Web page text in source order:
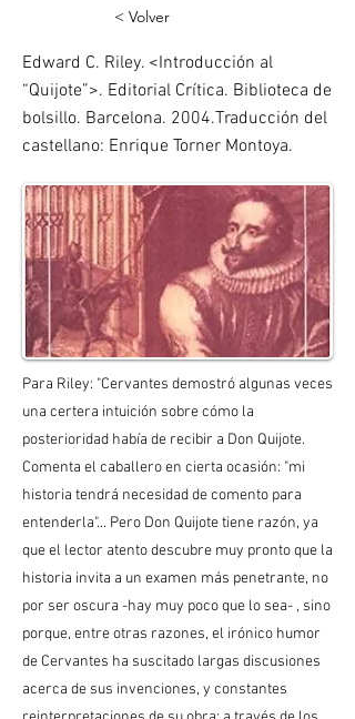
< Volver
Edward C. Riley. <Introducción al
“Quijote”>. Editorial Crítica. Biblioteca de
bolsillo. Barcelona. 2004.Traducción del
castellano: Enrique Torner Montoya.
Para Riley: "Cervantes demostró algunas veces
una certera intuición sobre cómo la
posterioridad había de recibir a Don Quijote.
Comenta el caballero en cierta ocasión: "mi
historia tendrá necesidad de comento para
entenderla"... Pero Don Quijote tiene razón, ya
que el lector atento descubre muy pronto que la
historia invita a un examen más penetrante, no
por ser oscura -hay muy poco que lo sea- , sino
porque, entre otras razones, el irónico humor
de Cervantes ha suscitado largas discusiones
acerca de sus invenciones, y constantes